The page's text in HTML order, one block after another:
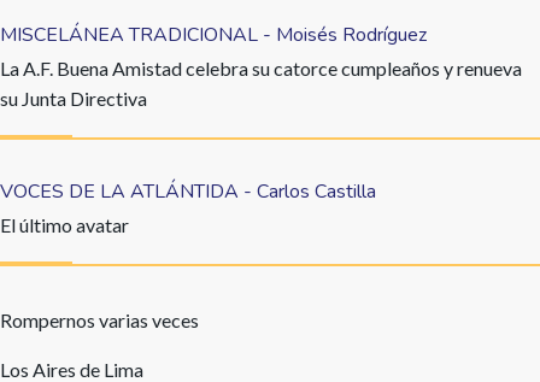
MISCELÁNEA TRADICIONAL - Moisés Rodríguez
La A.F. Buena Amistad celebra su catorce cumpleaños y renueva
su Junta Directiva
VOCES DE LA ATLÁNTIDA - Carlos Castilla
El último avatar
Rompernos varias veces
Los Aires de Lima